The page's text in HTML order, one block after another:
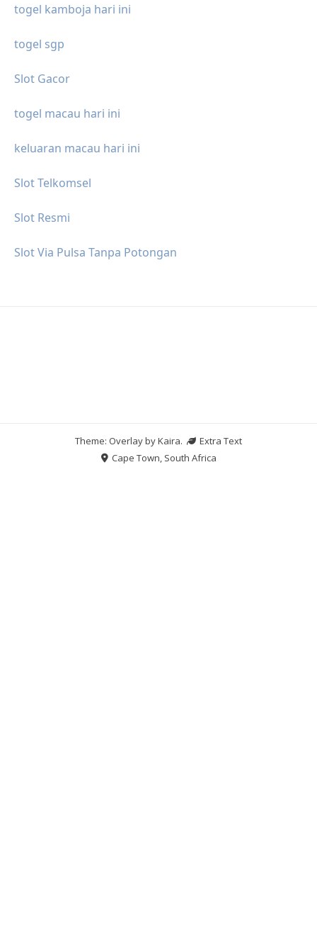
togel kamboja hari ini
togel sgp
Slot Gacor
togel macau hari ini
keluaran macau hari ini
Slot Telkomsel
Slot Resmi
Slot Via Pulsa Tanpa Potongan
Theme: Overlay byKaira.
Extra Text
Cape Town, South Africa